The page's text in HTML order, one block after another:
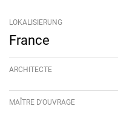
LOKALISIERUNG
France
ARCHITECTE
MAÎTRE D'OUVRAGE